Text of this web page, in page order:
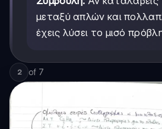
μεταξύ απλών και
έχεις λύσει το μισό
2 of 7